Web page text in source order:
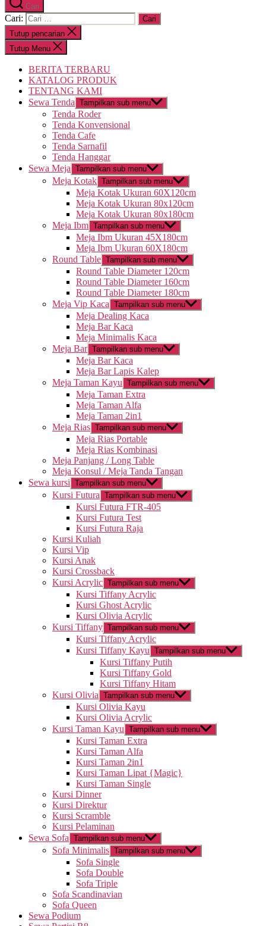
Cari
Cari:
Tutup pencarian
Tutup Menu
BERITA TERBARU
KATALOG PRODUK
TENTANG KAMI
Sewa Tenda Tampilkan sub menu
Tenda Roder
Tenda Konvensional
Tenda Cafe
Tenda Sarnafil
Tenda Hanggar
Sewa Meja Tampilkan sub menu
Meja Kotak Tampilkan sub menu
Meja Kotak Ukuran 60X120cm
Meja Kotak Ukuran 80x120cm
Meja Kotak Ukuran 80x180cm
Meja Ibm Tampilkan sub menu
Meja Ibm Ukuran 45X180cm
Meja Ibm Ukuran 60X180cm
Round Table Tampilkan sub menu
Round Table Diameter 120cm
Round Table Diameter 160cm
Round Table Diameter 180cm
Meja Vip Kaca Tampilkan sub menu
Meja Dealing Kaca
Meja Bar Kaca
Meja Minimalis Kaca
Meja Bar Tampilkan sub menu
Meja Bar Kaca
Meja Bar Lapis Kalep
Meja Taman Kayu Tampilkan sub menu
Meja Taman Extra
Meja Taman Alfa
Meja Taman 2in1
Meja Rias Tampilkan sub menu
Meja Rias Portable
Meja Rias Kombinasi
Meja Panjang / Long Table
Meja Konsul / Meja Tanda Tangan
Sewa kursi Tampilkan sub menu
Kursi Futura Tampilkan sub menu
Kursi Futura FTR-405
Kursi Futura Test
Kursi Futura Raja
Kursi Kuliah
Kursi Vip
Kursi Anak
Kursi Crossback
Kursi Acrylic Tampilkan sub menu
Kursi Tiffany Acrylic
Kursi Ghost Acrylic
Kursi Olivia Acrylic
Kursi Tiffany Tampilkan sub menu
Kursi Tiffany Acrylic
Kursi Tiffany Kayu Tampilkan sub menu
Kursi Tiffany Putih
Kursi Tiffany Gold
Kursi Tiffany Hitam
Kursi Olivia Tampilkan sub menu
Kursi Olivia Kayu
Kursi Olivia Acrylic
Kursi Taman Kayu Tampilkan sub menu
Kursi Taman Extra
Kursi Taman Alfa
Kursi Taman 2in1
Kursi Taman Lipat {Magic}
Kursi Taman Single
Kursi Dinner
Kursi Direktur
Kursi Scramble
Kursi Pelaminan
Sewa Sofa Tampilkan sub menu
Sofa Minimalis Tampilkan sub menu
Sofa Single
Sofa Double
Sofa Triple
Sofa Scandinavian
Sofa Queen
Sewa Podium